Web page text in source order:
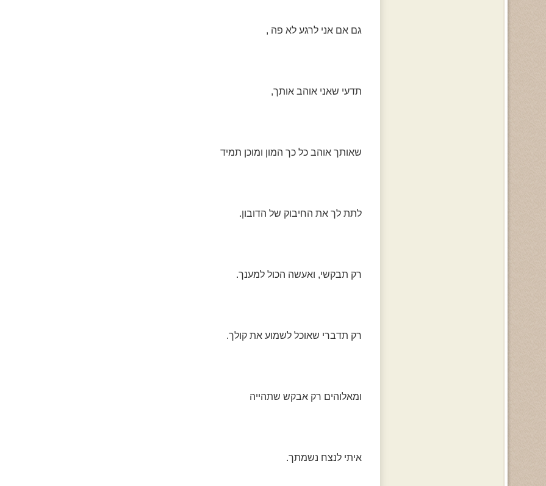
גם אם אני לרגע לא פה ,
תדעי שאני אוהב אותך,
שאותך אוהב כל כך המון ומוכן תמיד
לתת לך את החיבוק של הדובון.
רק תבקשי, ואעשה הכול למענך.
רק תדברי שאוכל לשמוע את קולך.
ומאלוהים רק אבקש שתהייה
איתי לנצח נשמתך.